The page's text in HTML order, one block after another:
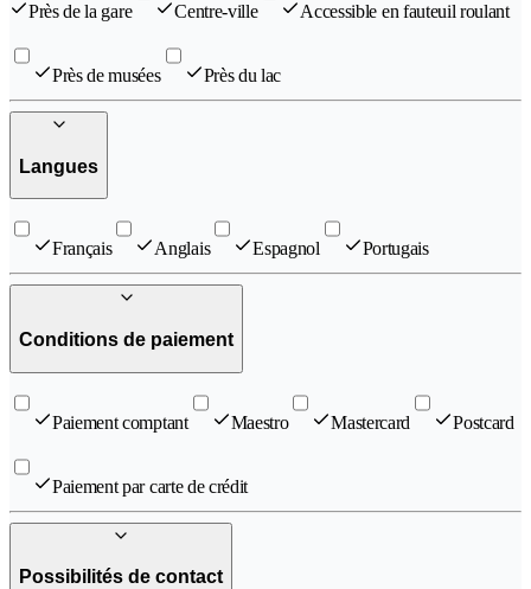
Près de la gare Centre-ville Accessible en fauteuil roulant
Près de musées Près du lac
Langues
Français Anglais Espagnol Portugais
Conditions de paiement
Paiement comptant Maestro Mastercard Postcard
Paiement par carte de crédit
Possibilités de contact